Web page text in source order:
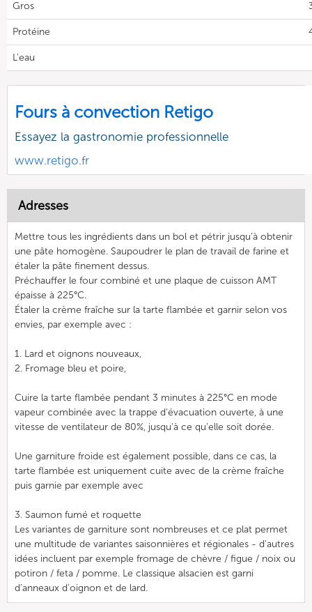
Gros
Protéine
L'eau
Fours à convection Retigo
Essayez la gastronomie professionnelle
www.retigo.fr
Adresses
Mettre tous les ingrédients dans un bol et pétrir jusqu'à obtenir
une pâte homogène. Saupoudrer le plan de travail de farine et
étaler la pâte finement dessus.
Préchauffer le four combiné et une plaque de cuisson AMT
épaisse à 225°C.
Étaler la crème fraîche sur la tarte flambée et garnir selon vos
envies, par exemple avec :
1. Lard et oignons nouveaux,
2. Fromage bleu et poire,
Cuire la tarte flambée pendant 3 minutes à 225°C en mode
vapeur combinée avec la trappe d'évacuation ouverte, à une
vitesse de ventilateur de 80%, jusqu'à ce qu'elle soit dorée.
Une garniture froide est également possible, dans ce cas, la
tarte flambée est uniquement cuite avec de la crème fraîche
puis garnie par exemple avec
3. Saumon fumé et roquette
Les variantes de garniture sont nombreuses et ce plat permet
une multitude de variantes saisonnières et régionales - d'autres
idées incluent par exemple fromage de chèvre / figue / noix ou
potiron / feta / pomme. Le classique alsacien est garni
d'anneaux d'oignon et de lard.